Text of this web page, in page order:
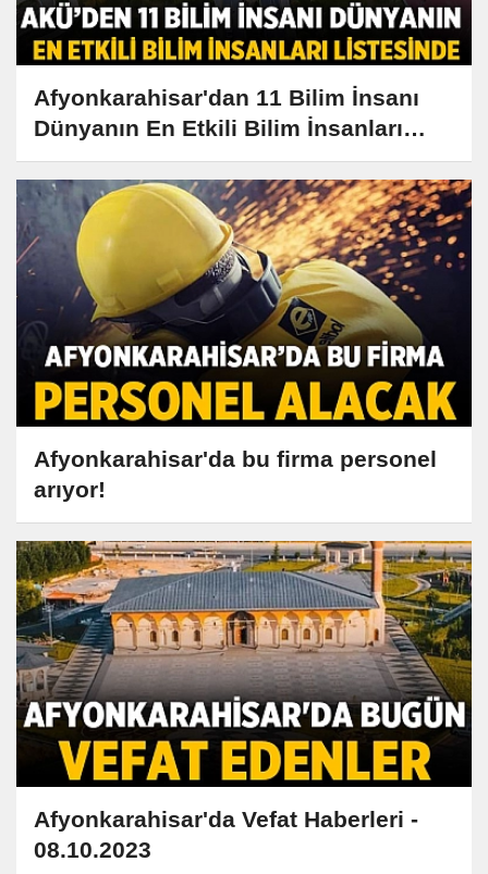
Afyonkarahisar'dan 11 Bilim İnsanı
Dünyanın En Etkili Bilim İnsanları
Listesine Girdi
Afyonkarahisar'da bu firma personel
arıyor!
Afyonkarahisar'da Vefat Haberleri -
08.10.2023